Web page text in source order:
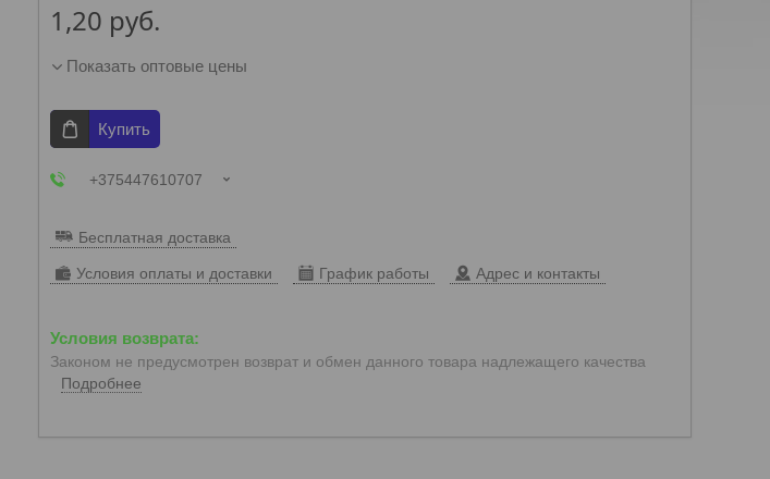
1,20 руб.
Показать оптовые цены
Купить
+375447610707
Бесплатная доставка
Условия оплаты и доставки График работы Адрес и контакты
Законом не предусмотрен возврат и обмен данного товара надлежащего качества
Подробнее